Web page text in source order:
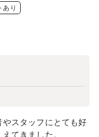
あり
スタッフにとても好
てきました。